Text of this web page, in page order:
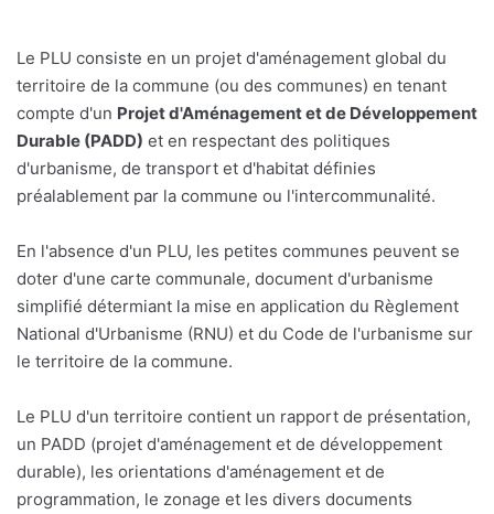
Le PLU consiste en un projet d'aménagement global du
territoire de la commune (ou des communes) en tenant
compte d'un Projet d'Aménagement et de Développement
Durable (PADD) et en respectant des politiques
d'urbanisme, de transport et d'habitat définies
préalablement par la commune ou l'intercommunalité.
En l'absence d'un PLU, les petites communes peuvent se
doter d'une carte communale, document d'urbanisme
simplifié détermiant la mise en application du Règlement
National d'Urbanisme (RNU) et du Code de l'urbanisme sur
le territoire de la commune.
Le PLU d'un territoire contient un rapport de présentation,
un PADD (projet d'aménagement et de développement
durable), les orientations d'aménagement et de
programmation, le zonage et les divers documents